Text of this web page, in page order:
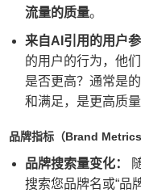
流量的质量。
来自AI引用的用户参
的用户的行为，他
是否更高？通常是
和满足，是更高质量
品牌指标（Brand Metrics
品牌搜索量变化：
搜索您品牌名或“品